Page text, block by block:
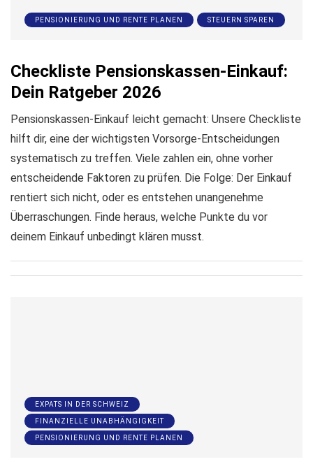
PENSIONIERUNG UND RENTE PLANEN STEUERN SPAREN
Checkliste Pensionskassen-Einkauf:
Dein Ratgeber 2026
Pensionskassen‑Einkauf leicht gemacht: Unsere Checkliste
hilft dir, eine der wichtigsten Vorsorge-Entscheidungen
systematisch zu treffen. Viele zahlen ein, ohne vorher
entscheidende Faktoren zu prüfen. Die Folge: Der Einkauf
rentiert sich nicht, oder es entstehen unangenehme
Überraschungen. Finde heraus, welche Punkte du vor
deinem Einkauf unbedingt klären musst.
EXPATS IN DER SCHWEIZ
FINANZIELLE UNABHÄNGIGKEIT
PENSIONIERUNG UND RENTE PLANEN